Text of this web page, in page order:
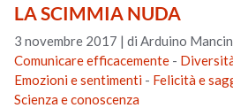
LA SCIMMIA NUDA
3 novembre 2017 |di Arduino
Comunicare efficacemente -
Emozioni e sentimenti - Felicità e
Scienza e conoscenza